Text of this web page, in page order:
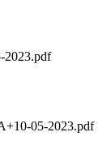
2023.pdf
05-2023.pdf